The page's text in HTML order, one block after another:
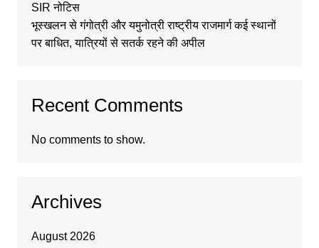
SIR नोटिस
भूस्खलन से गंगोत्री और यमुनोत्री राष्ट्रीय राजमार्ग कई स्थानों
पर बाधित, यात्रियों से सतर्क रहने की अपील
Recent Comments
No comments to show.
Archives
August 2026